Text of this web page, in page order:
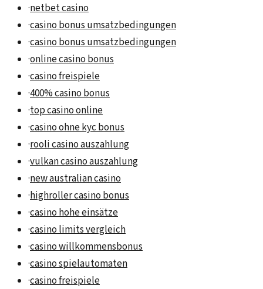
·netbet casino
·casino bonus umsatzbedingungen
·casino bonus umsatzbedingungen
·online casino bonus
·casino freispiele
·400% casino bonus
·top casino online
·casino ohne kyc bonus
·rooli casino auszahlung
·vulkan casino auszahlung
·new australian casino
·highroller casino bonus
·casino hohe einsätze
·casino limits vergleich
·casino willkommensbonus
·casino spielautomaten
·casino freispiele